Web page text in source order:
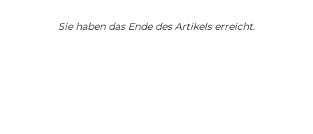
Sie haben das Ende des Artikels erreicht.